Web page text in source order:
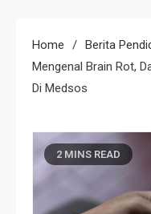
Home
Berita
Mengenal Brain Rot,
Di Medsos
2 MINS READ